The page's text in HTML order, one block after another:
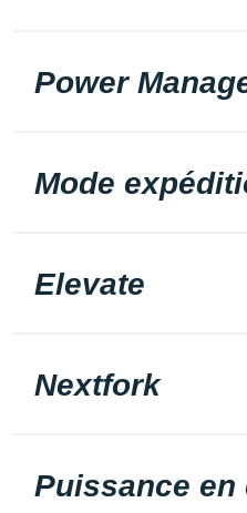
Power
Mode
Elevate
Nextfork
Puissance